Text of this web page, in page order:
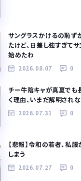
サングラスかけるの恥ず
たけど、日差し強すぎて
始めたわ
2026.08.07 0
チー牛陰キャが真夏でも
く理由、いまだ解明され
2026.07.31 0
【悲報】令和の若者、私
しまう
2026.07.27 0